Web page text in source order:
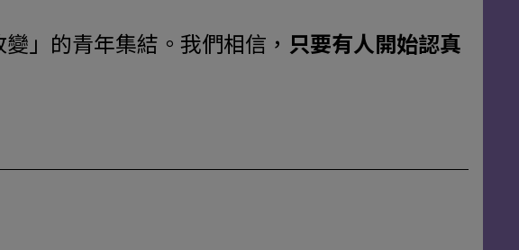
」的青年集結。我們相信， 只要有人開始認真